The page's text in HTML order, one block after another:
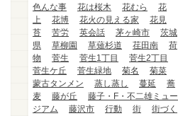
色んな事
花は桜木 花むら
花
上
花博 花火の見える家
花見
苔
苦労 英会話 茅ヶ崎市
茨城
県
草柳園 草薙杉道 荏田南
荷
物
菅生 菅生1丁目
菅生2丁目
菅生ケ丘
菅生緑地 菊名
菊菜
蒙古タンメン
蒸し蒸し 蔓延
蕎
麦
藤が丘
藤子・F・不二雄ミュー
ジアム
藤沢市 行動 街
街づく